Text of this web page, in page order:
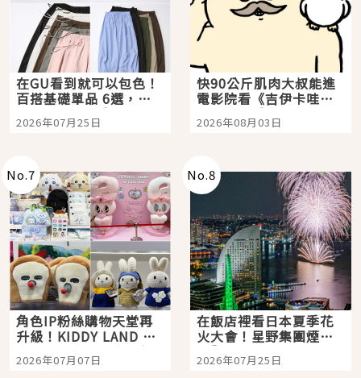
在GU看到就可以包色！
百搭基礎單品 6選，閉
眼全收也不心疼
2026年07月25日
快90公斤肌肉大叔能進
電影院看《吉伊卡哇》
嗎？日本重金屬樂團
「打首」會長與nagano
2026年08月03日
No.7
角色IP粉絲購物天堂再
升級！KIDDY LAND 原
宿店吉伊卡哇迎客，新
開幕 OMOKADO 店3分
2026年07月07日
No.8
在飯店裡看日本夏季花
火大會！星野集團煙火
景觀飯店6選，讓你不用
人擠人悠閒欣賞
2026年07月25日